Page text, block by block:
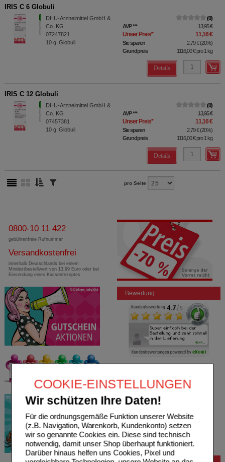
COOKIE-EINSTELLUNGEN
Wir schützen Ihre Daten!
Für die ordnungsgemäße Funktion unserer Website
(z.B. Navigation, Warenkorb, Kundenkonto) setzen
wir so genannte Cookies ein. Diese sind technisch
notwendig, damit unser Shop überhaupt funktioniert.
Darüber hinaus helfen uns Cookies, Pixel und
IRIS C 6 Globuli
DHU-Arzneimittel GmbH &
Co. KG
07247821
10 g Globuli
0
AVP*** 13,95 €
Unser Preis* 11,16 €
Sie sparen 2,79 €(20%)
Grundpreis
1116,00 €pro 1 kg
Details
IRIS C 12 Globuli
DHU-Arzneimittel GmbH &
Co. KG
07457381
10 g Globuli
0
AVP*** 13,95 €
Unser Preis* 11,16 €
Sie sparen 2,79 €(20%)
Grundpreis
1116,00 €pro 1 kg
Details
pro Seite
0800-10 11 422
gebührenfreie Rufnummer
Versandkostenfrei
innerhalb Deutschlands bei einem
Mindestbestellwert von 13,99 Euro oder bei
Einsendung eines Kassenrezeptes
Bewertung